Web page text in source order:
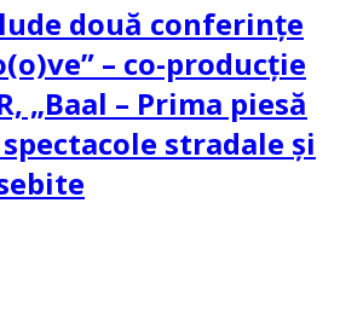
două conferințe
– co-producție
„Baal – Prima piesă
stradale și